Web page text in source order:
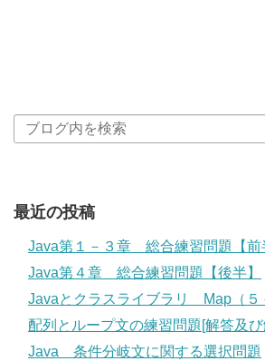
最近の投稿
Java第１－３章 総合練習問題【前
Java第４章 総合練習問題【後半】
Javaとクラスライブラリ Map（５
配列とループ文の練習問題[解答及び
Java 条件分岐文に関する選択問題